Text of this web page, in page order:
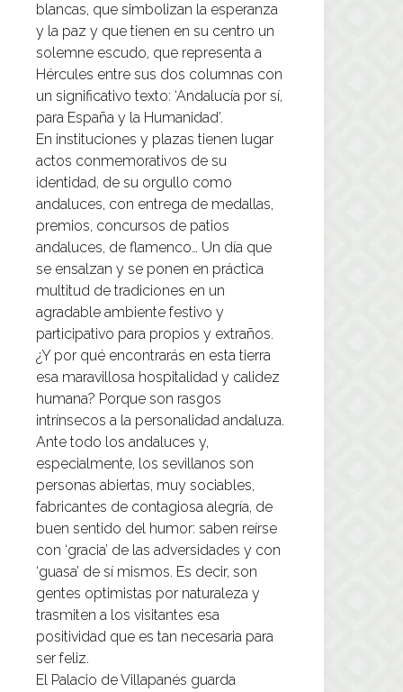
blancas, que simbolizan la esperanza
y la paz y que tienen en su centro un
solemne escudo, que representa a
Hércules entre sus dos columnas con
un significativo texto: ‘Andalucía por sí,
para España y la Humanidad’.
En instituciones y plazas tienen lugar
actos conmemorativos de su
identidad, de su orgullo como
andaluces, con entrega de medallas,
premios, concursos de patios
andaluces, de flamenco… Un día que
se ensalzan y se ponen en práctica
multitud de tradiciones en un
agradable ambiente festivo y
participativo para propios y extraños.
¿Y por qué encontrarás en esta tierra
esa maravillosa hospitalidad y calidez
humana? Porque son rasgos
intrínsecos a la personalidad andaluza.
Ante todo los andaluces y,
especialmente, los sevillanos son
personas abiertas, muy sociables,
fabricantes de contagiosa alegría, de
buen sentido del humor: saben reírse
con ‘gracia’ de las adversidades y con
‘guasa’ de sí mismos. Es decir, son
gentes optimistas por naturaleza y
trasmiten a los visitantes esa
positividad que es tan necesaria para
ser feliz.
El Palacio de Villapanés guarda